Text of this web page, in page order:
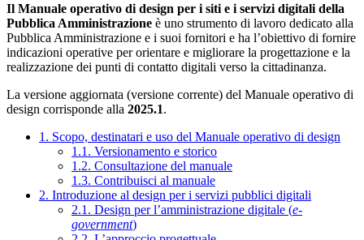
Il Manuale operativo di design per i siti e i servizi digitali della
Pubblica Amministrazione è uno strumento di lavoro dedicato alla
Pubblica Amministrazione e i suoi fornitori e ha l’obiettivo di fornire
indicazioni operative per orientare e migliorare la progettazione e la
realizzazione dei punti di contatto digitali verso la cittadinanza.
La versione aggiornata (versione corrente) del Manuale operativo di
design corrisponde alla 2025.1.
1. Scopo, destinatari e uso del Manuale operativo di design
1.1. Versionamento e storico
1.2. Consultazione del manuale
1.3. Contribuisci al manuale
2. Introduzione al design per i servizi pubblici digitali
2.1. Design per l’amministrazione digitale (e-
government)